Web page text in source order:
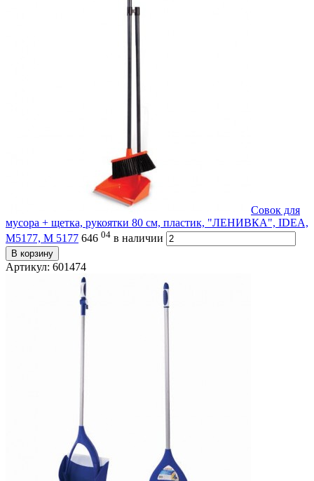
Совок для
мусора + щетка, рукоятки 80 см, пластик, "ЛЕНИВКА", IDEA,
М5177, М 5177 646 04 в наличии
В корзину
Артикул: 601474